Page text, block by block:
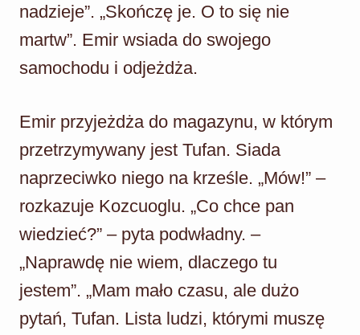
nadzieje”. „Skończę je. O to się nie
martw”. Emir wsiada do swojego
samochodu i odjeżdża.
Emir przyjeżdża do magazynu, w którym
przetrzymywany jest Tufan. Siada
naprzeciwko niego na krześle. „Mów!” –
rozkazuje Kozcuoglu. „Co chce pan
wiedzieć?” – pyta podwładny. –
„Naprawdę nie wiem, dlaczego tu
jestem”. „Mam mało czasu, ale dużo
pytań, Tufan. Lista ludzi, którymi muszę